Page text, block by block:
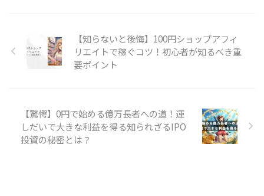
【知らないと後悔】100円ショップアフィ
リエイトで稼ぐコツ！初心者が知るべき重
要ポイント
【驚愕】0円で始める億万長者への道！運
しだいで大きな利益を得る知られざるIPO
投資の秘密とは？